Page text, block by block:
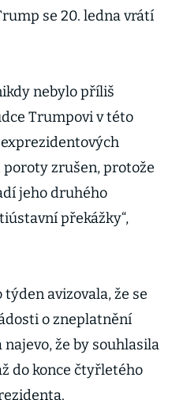
se 20. ledna vrátí
nebylo příliš
Trumpovi v této
zrušen, protože
jeho druhého
překážky“,
avizovala, že se
o zneplatnění
že by souhlasila
do konce čtyřletého